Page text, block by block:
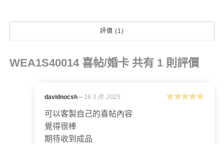
評價 (1)
WEA1S40014 喜帖/婚卡共有 1 則評價
davidnocsh – 16 3 月, 2025
可以客製自己的喜帖內容
覺得很棒
期待收到成品